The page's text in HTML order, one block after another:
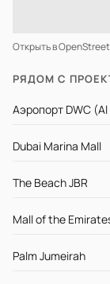
Открыть в
РЯДОМ С
Аэропорт DWC
Dubai Marina Mall
The Beach JBR
Mall of the
Palm Jumeirah